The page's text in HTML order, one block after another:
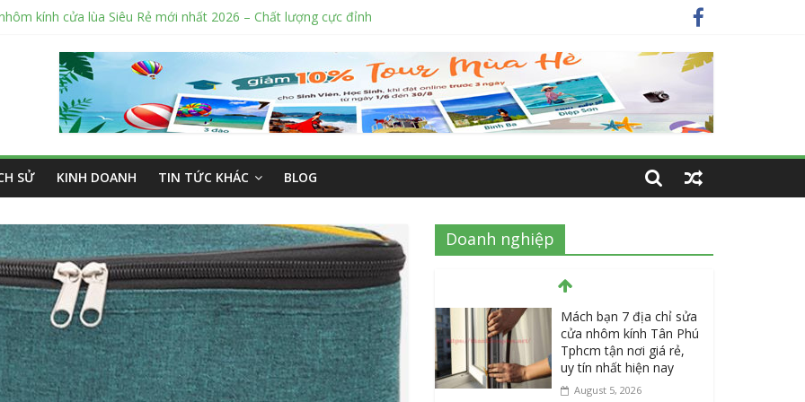
kính cửa lùa Siêu Rẻ mới nhất 2026 – Chất lượng cực đỉnh
cửa nhôm kính Tân Phú Tphcm tận nơi giá rẻ, uy tín nhất hiện nay
kính cường lực Quận 12 theo yêu cầu Siêu Rẻ Lại Độc Quyền
ngoài trời sân trường siêu bền được các trường sử dụng nhiều nhất
tập vở học sinh giá sỉ tại Tphcm uy tín được đánh giá High
SỬ KINH DOANH TIN TỨC KHÁC BLOG
Doanh nghiệp
Mách bạn 7 địa chỉ sửa
cửa nhôm kính Tân Phú
Tphcm tận nơi giá rẻ,
uy tín nhất hiện nay
August 5, 2026